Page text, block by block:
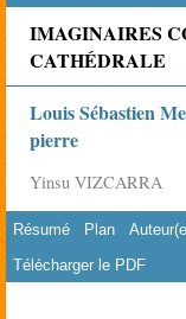
IMAGINAIRES
CATHÉDRALE
Louis Sébastien
pierre
Yinsu VIZCARRA
Résumé Plan
Télécharger le PDF